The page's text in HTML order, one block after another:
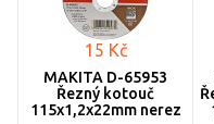
15 Kč
MAKITA D-65953
Řezný kotouč
115x1,2x22mm nerez